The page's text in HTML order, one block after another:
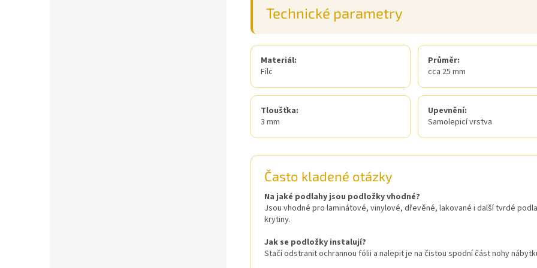
Technické parametry
Materiál:
Filc
Průměr:
cca 25 mm
Tloušťka:
3 mm
Upevnění:
Samolepicí vrstva
Často kladené otázky
Na jaké podlahy jsou podložky vhodné?
Jsou vhodné pro laminátové, vinylové, dřevěné, lakované i další tvrdé
krytiny.
Jak se podložky instalují?
Stačí odstranit ochrannou fólii a nalepit je na čistou spodní část nohy